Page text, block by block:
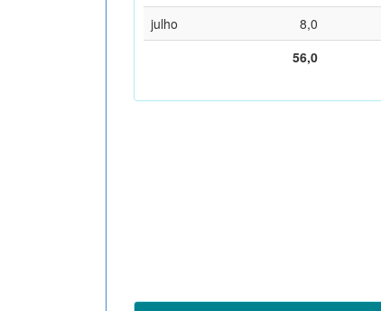
julho
8,0
56,0